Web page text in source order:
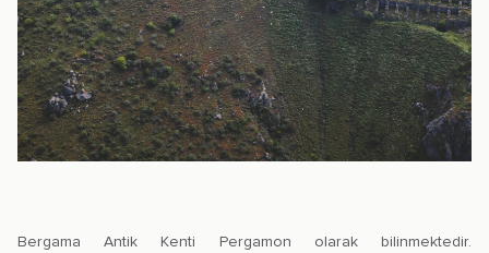
Bergama Antik Kenti Pergamon olarak bilinmektedir.